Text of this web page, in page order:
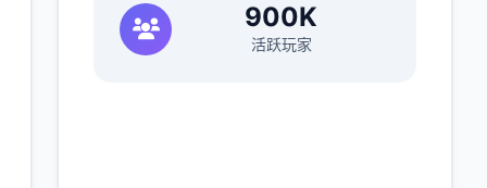
900K
活跃玩家